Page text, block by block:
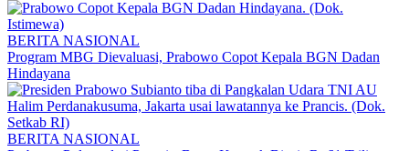
BERITA NASIONAL
Program MBG Dievaluasi, Prabowo Copot Kepala BGN Dadan
Hindayana
BERITA NASIONAL